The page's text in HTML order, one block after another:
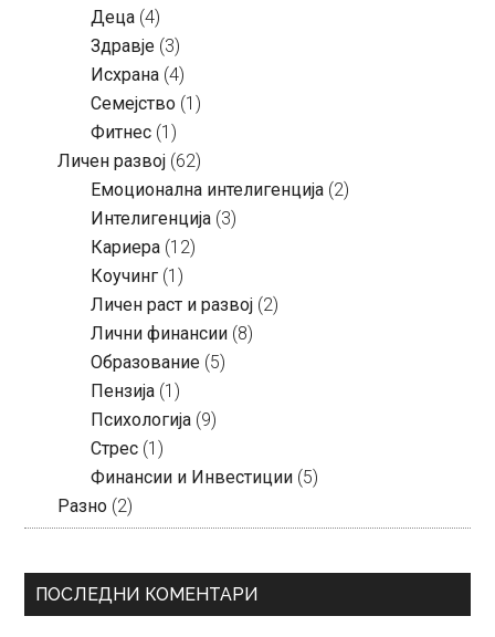
Деца (4)
Здравје (3)
Исхрана (4)
Семејство (1)
Фитнес (1)
Личен развој (62)
Емоционална интелигенција (2)
Интелигенција (3)
Кариера (12)
Коучинг (1)
Личен раст и развој (2)
Лични финансии (8)
Образование (5)
Пензија (1)
Психологија (9)
Стрес (1)
Финансии и Инвестиции (5)
Разно (2)
ПОСЛЕДНИ КОМЕНТАРИ